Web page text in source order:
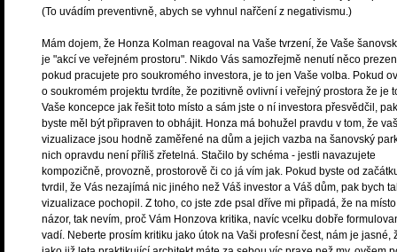
(To uvádím preventivně, abych se vyhnul nařčení z negativismu.)
Mám dojem, že Honza Kolman reagoval na Vaše tvrzení, že Vaše
je "akcí ve veřejném prostoru". Nikdo Vás samozřejmě nenutí něco
pokud pracujete pro soukromého investora, je to jen Vaše volba. Pokud
o soukromém projektu tvrdíte, že pozitivně ovlivní i veřejný prostora že je
Vaše koncepce jak řešit toto místo a sám jste o ní investora přesvědčil, pak
byste měl být připraven to obhájit. Honza má bohužel pravdu v tom, že
vizualizace jsou hodně zaměřené na dům a jejich vazba na šanovský
nich opravdu není příliš zřetelná. Stačilo by schéma - jestli navazujete
kompozičně, provozně, prostorově či co já vím jak. Pokud byste od
tvrdil, že Vás nezajímá nic jiného než Váš investor a Váš dům, pak bych
vizualizace pochopil. Z toho, co jste zde psal dříve mi připadá, že na
názor, tak nevím, proč Vám Honzova kritika, navíc vcelku dobře
vadí. Neberte prosím kritiku jako útok na Vaši profesní čest, nám je jasné,